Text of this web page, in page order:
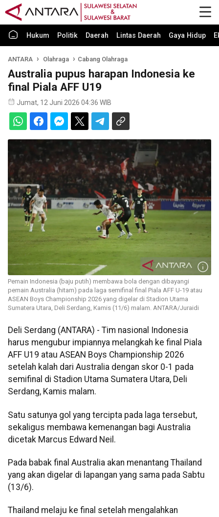
Hukum Politik Daerah Lintas Daerah Gaya Hidup
ANTARA Olahraga Cabang Olahraga
Australia pupus harapan Indonesia ke
final Piala AFF U19
Jumat, 12 Juni 2026 04:36 WIB
Pemain Indonesia (baju putih) membawa bola dengan dibayangi
pemain Australia (hitam) pada laga semifinal final Piala AFF U-19 atau
ASEAN Boys Championship 2026 yang digelar di Stadion Utama
Sumatera Utara, Deli Serdang, Kamis (11/6) malam. ANTARA/Juraidi
Deli Serdang (ANTARA) - Tim nasional Indonesia
harus mengubur impiannya melangkah ke final Piala
AFF U19 atau ASEAN Boys Championship 2026
setelah kalah dari Australia dengan skor 0-1 pada
semifinal di Stadion Utama Sumatera Utara, Deli
Serdang, Kamis malam.
Satu satunya gol yang tercipta pada laga tersebut,
sekaligus membawa kemenangan bagi Australia
dicetak Marcus Edward Neil.
Pada babak final Australia akan menantang Thailand
yang akan digelar di lapangan yang sama pada Sabtu
(13/6).
Thailand melaju ke final setelah mengalahkan